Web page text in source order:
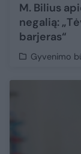
M. Bilius
negalią:
barjeras“
Gyvenimo